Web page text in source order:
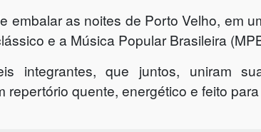
embalar as noites de Porto Velho, em
e a Música Popular Brasileira
integrantes, que juntos, uniram
repertório quente, energético e feito